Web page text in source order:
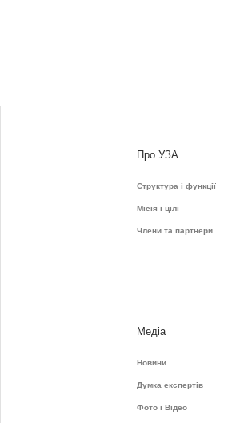
Про УЗА
Структура і функції
Місія і цілі
Члени та партнери
Медіа
Новини
Думка експертів
Фото і Відео